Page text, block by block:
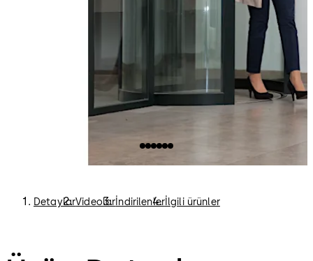
DetaylarVideolar İndirilenlerİlgili ürünler